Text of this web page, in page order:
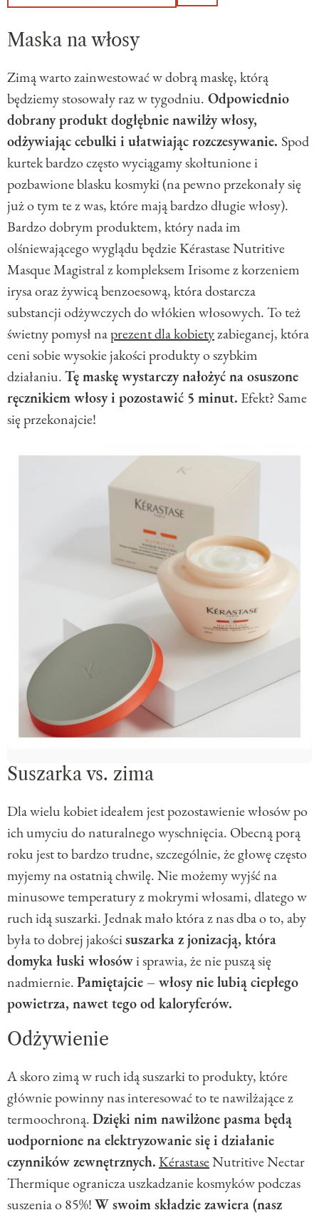
Maska na włosy
Zimą warto zainwestować w dobrą maskę, którą
będziemy stosowały raz w tygodniu. Odpowiednio
dobrany produkt dogłębnie nawilży włosy,
odżywiając cebulki i ułatwiając rozczesywanie. Spod
kurtek bardzo często wyciągamy skołtunione i
pozbawione blasku kosmyki (na pewno przekonały się
już o tym te z was, które mają bardzo długie włosy).
Bardzo dobrym produktem, który nada im
olśniewającego wyglądu będzie Kérastase Nutritive
Masque Magistral z kompleksem Irisome z korzeniem
irysa oraz żywicą benzoesową, która dostarcza
substancji odżywczych do włókien włosowych. To też
świetny pomysł naprezent dla kobietyzabieganej, która
ceni sobie wysokie jakości produkty o szybkim
działaniu.Tę maskę wystarczy nałożyć na osuszone
ręcznikiem włosy i pozostawić 5 minut. Efekt? Same
się przekonajcie!
Suszarka vs. zima
Dla wielu kobiet ideałem jest pozostawienie włosów po
ich umyciu do naturalnego wyschnięcia. Obecną porą
roku jest to bardzo trudne, szczególnie, że głowę często
myjemy na ostatnią chwilę. Nie możemy wyjść na
minusowe temperatury z mokrymi włosami, dlatego w
ruch idą suszarki. Jednak mało która z nas dba o to, aby
była to dobrej jakościsuszarka z jonizacją, która
domyka łuski włosówi sprawia, że nie puszą się
nadmiernie.Pamiętajcie – włosy nie lubią ciepłego
powietrza, nawet tego od kaloryferów.
Odżywienie
A skoro zimą w ruch idą suszarki to produkty, które
głównie powinny nas interesować to te nawilżające z
termoochroną.Dzięki nim nawilżone pasma będą
uodpornione na elektryzowanie się i działanie
czynników zewnętrznych.KérastaseNutritive Nectar
Thermique ogranicza uszkadzanie kosmyków podczas
suszenia o 85%!W swoim składzie zawiera (nasz